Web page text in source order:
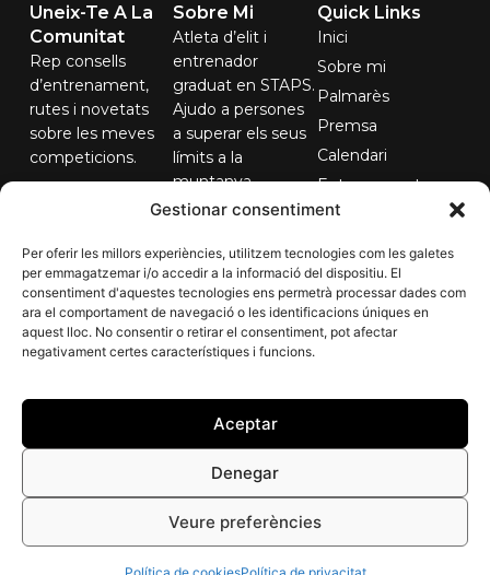
Gestionar consentiment
Per oferir les millors experiències, utilitzem tecnologies com les galetes
per emmagatzemar i/o accedir a la informació del dispositiu. El
consentiment d'aquestes tecnologies ens permetrà processar dades com
ara el comportament de navegació o les identificacions úniques en
aquest lloc. No consentir o retirar el consentiment, pot afectar
negativament certes característiques i funcions.
Aceptar
Denegar
Veure preferències
Designed with♥byAreafdesign
Sobre Mi
Atleta d’elit i
entrenador
graduat en STAPS.
Ajudo a persones
a superar els seus
límits a la
muntanya.
Quick Links
Inici
Sobre mi
Palmarès
Premsa
Calendari
Entrenaments
Contacte
Uneix-Te A La
Comunitat
Rep consells
d’entrenament,
rutes i novetats
sobre les meves
competicions.
Subscriure'm